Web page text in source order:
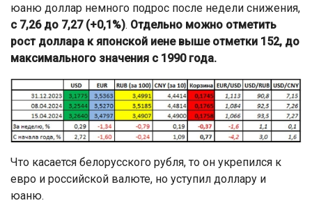
юаню доллар немного подрос после недели снижения,
с 7,26 до 7,27 (+0,1%). Отдельно можно отметить
рост доллара к японской иене выше отметки 152, до
максимального значения с 1990 года.
Что касается белорусского рубля, то он укрепился к
евро и российской валюте, но уступил доллару и
юаню.